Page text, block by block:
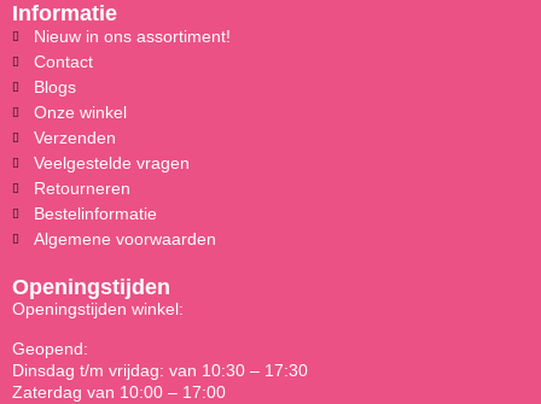
Informatie
Nieuw in ons assortiment!
Contact
Blogs
Onze winkel
Verzenden
Veelgestelde vragen
Retourneren
Bestelinformatie
Algemene voorwaarden
Openingstijden
Openingstijden winkel:
Geopend:
Dinsdag t/m vrijdag: van 10:30 – 17:30
Zaterdag van 10:00 – 17:00